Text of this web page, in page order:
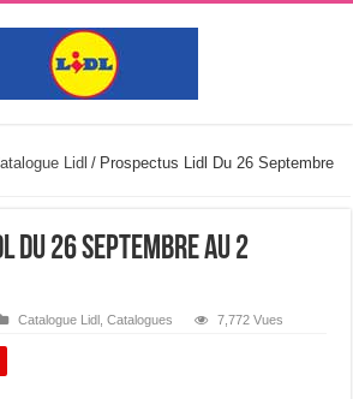
Lidl / Prospectus Lidl Du 26 Septembre
Du 26 Septembre Au 2
Catalogue Lidl ,Catalogues 7,772 Vues